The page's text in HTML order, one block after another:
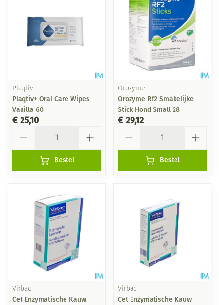
Plaqtiv+
Plaqtiv+ Oral Care Wipes
Vanilla 60
€ 25,10
Bestel
Orozyme
Orozyme Rf2 Smakelijke
Stick Hond Small 28
€ 29,12
Bestel
Virbac
Cet Enzymatische Kauw
Virbac
Cet Enzymatische Kauw